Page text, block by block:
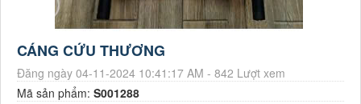
CÁNG CỨU THƯƠNG
Đăng ngày 04-11-2024 10:41:17 AM - 842 Lượt xem
Mã sản phẩm: S001288